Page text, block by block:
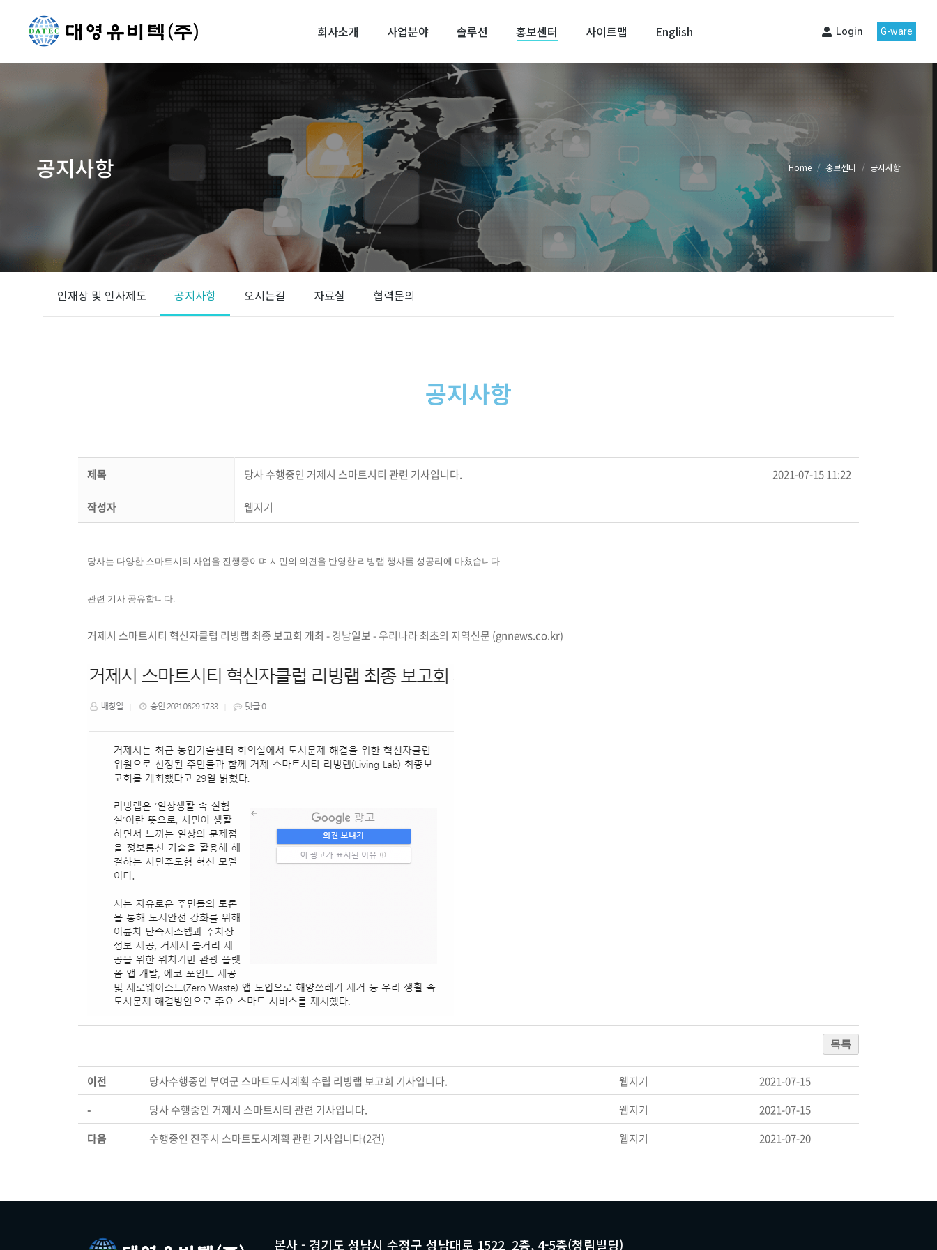
회사소개 사업분야 솔루션 홍보센터 사이트맵 English Login G-ware
공지사항
You are here: Home 홍보센터 공지사항
인재상 및 인사제도 공지사항 오시는길 자료실 협력문의
공지사항
제목 당사 수행중인 거제시 스마트시티 관련 기사입니다. 2021-07-15 11:22
작성자 웹지기
당사는 다양한 스마트시티 사업을 진행중이며 시민의 의견을 반영한 리빙랩 행사를 성공리에 마쳤습니다.
관련 기사 공유합니다.
거제시 스마트시티 혁신자클럽 리빙랩 최종 보고회 개최 - 경남일보 - 우리나라 최초의 지역신문 (gnnews.co.kr)
목록
이전 당사수행중인 부여군 스마트도시계획 수립 리빙랩 보고회 기사입니다. 웹지기
2021-07-15
-
당사 수행중인 거제시 스마트시티 관련 기사입니다. 웹지기
2021-07-15
다음
수행중인 진주시 스마트도시계획 관련 기사입니다(2건) 웹지기 2021-07-20
본사 - 경기도 성남시 수정구 성남대로 1522 2층, 4-5층(청림빌딩)